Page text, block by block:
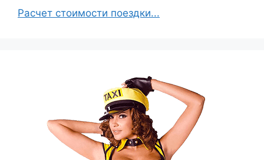
Расчет стоимости поездки...